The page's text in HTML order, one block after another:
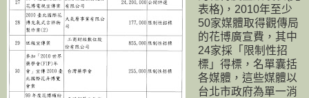
表格)，2010年至少
50家媒體取得觀傳局
的花博廣宣費，其中
24家採「限制性招
標」得標，名單囊括
各媒體，這些媒體以
台北市政府為單一消